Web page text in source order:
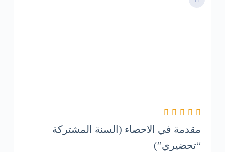
مقدمة في الاحصاء (السنة المشتركة
“تحضيري”)